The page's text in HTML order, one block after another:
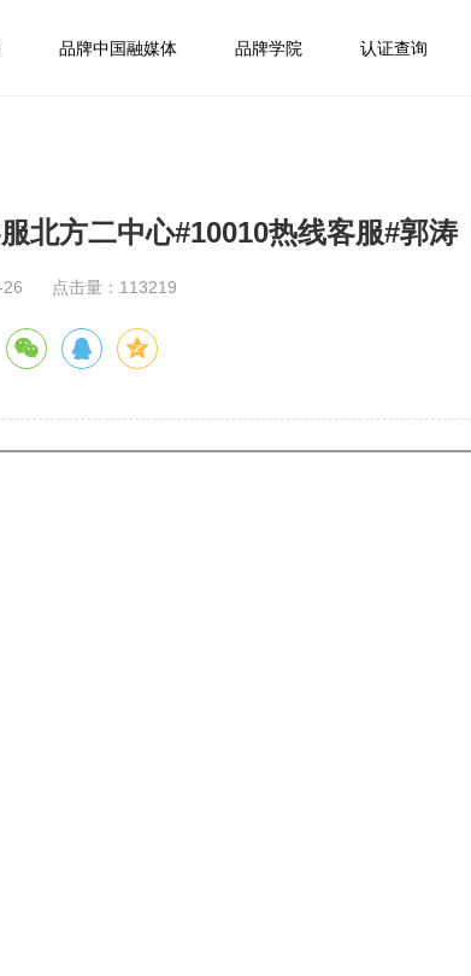
品牌中国融媒体 品牌学院 认证查询
北方二中心#10010热线客服#郭涛
点击量：113219